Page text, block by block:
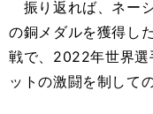
振り返れば、ネー
の銅メダルを獲得し
戦で、2022年世界選
ットの激闘を制して